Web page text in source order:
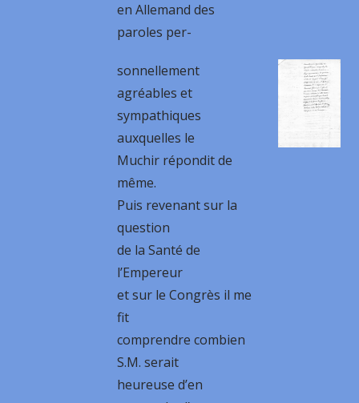
en Allemand des
paroles per-
sonnellement
agréables et
sympathiques
auxquelles le
Muchir répondit de
même.
Puis revenant sur la
question
de la Santé de
l’Empereur
et sur le Congrès il me
fit
comprendre combien
S.M. serait
heureuse d’en